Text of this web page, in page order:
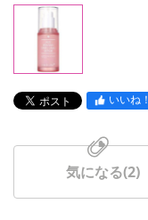
いいね！
気になる(2)